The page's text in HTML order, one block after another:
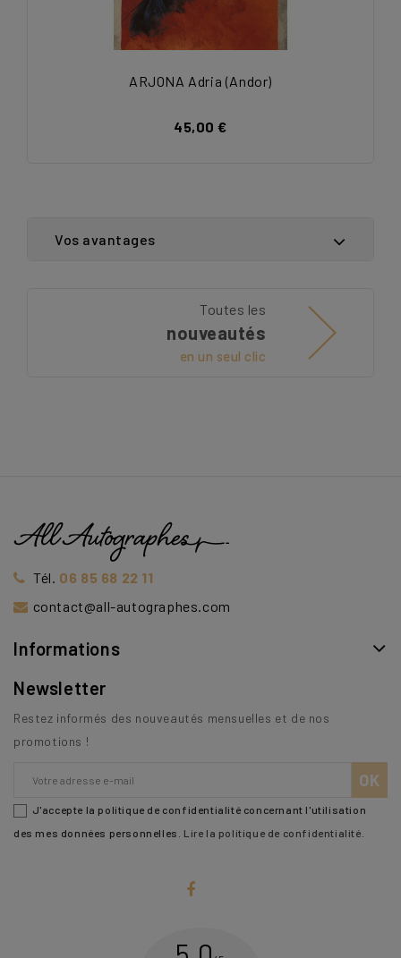
ARJONA Adria (Andor)
45,00 €
Vos avantages
Toutes les
nouveautés
en un seul clic
Tél. 06 85 68 22 11
contact@all-autographes.com
Informations
Newsletter
Restez informés des nouveautés mensuelles et de nos
promotions !
J'accepte la politique de confidentialité concernant l'utilisation
des mes données personnelles. Lire la politique de confidentialité